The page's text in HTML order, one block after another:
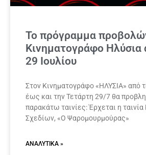
Το πρόγραμμα
Κινηματογράφο
29 Ιουλίου
Στον Κινηματογράφο «ΗΛΥΣΙΑ» από
έως και την Τετάρτη 29/7 θα
παρακάτω ταινίες: Έρχεται η
Σχεδίων, «Ο Ψαρομουρμούρας»
ΑΝΑΛΥΤΙΚΆ »